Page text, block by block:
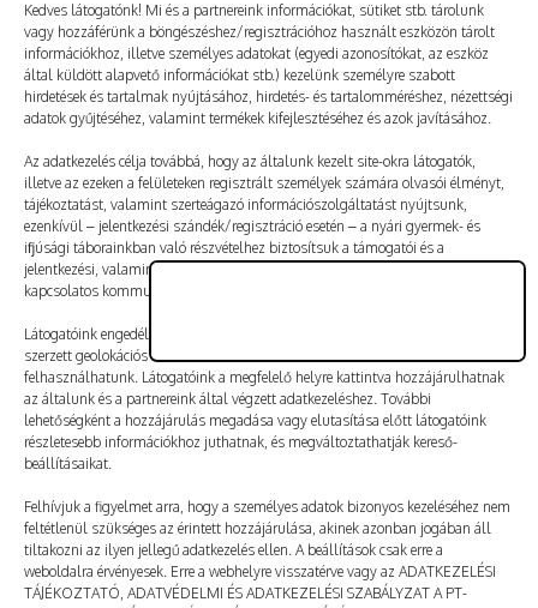
Kedves látogatónk! Mi és a partnereink információkat, sütiket stb. tárolunk
vagy hozzáférünk a böngészéshez/regisztrációhoz használt eszközön tárolt
információkhoz, illetve személyes adatokat (egyedi azonosítókat, az eszköz
által küldött alapvető információkat stb.) kezelünk személyre szabott
hirdetések és tartalmak nyújtásához, hirdetés- és tartalomméréshez, nézettségi
adatok gyűjtéséhez, valamint termékek kifejlesztéséhez és azok javításához.
Az adatkezelés célja továbbá, hogy az általunk kezelt site-okra látogatók,
illetve az ezeken a felületeken regisztrált személyek számára olvasói élményt,
tájékoztatást, valamint szerteágazó információszolgáltatást nyújtsunk,
ezenkívül – jelentkezési szándék/regisztráció esetén – a nyári gyermek- és
ifjúsági táborainkban való részvételhez biztosítsuk a támogatói és a
jelentkezési, valamint a számlázási feltételeket és a táborszervezéssel
kapcsolatos kommunikációt.
Látogatóink engedélyével mi és a partnereink eszközleolvasásos módszerrel
szerzett geolokációs adatokat és azonosítási információkat is
felhasználhatunk. Látogatóink a megfelelő helyre kattintva hozzájárulhatnak
az általunk és a partnereink által végzett adatkezeléshez. További
lehetőségként a hozzájárulás megadása vagy elutasítása előtt látogatóink
részletesebb információkhoz juthatnak, és megváltoztathatják kereső-
beállításaikat.
Felhívjuk a figyelmet arra, hogy a személyes adatok bizonyos kezeléséhez nem
feltétlenül szükséges az érintett hozzájárulása, akinek azonban jogában áll
tiltakozni az ilyen jellegű adatkezelés ellen. A beállítások csak erre a
weboldalra érvényesek. Erre a webhelyre visszatérve vagy az ADATKEZELÉSI
TÁJÉKOZTATÓ, ADATVÉDELMI ÉS ADATKEZELÉSI SZABÁLYZAT A PT-
Vélemény, hozzászólás?
Az e-mail-címet nem tesszük közzé. A kötelező mezőket
*karakterrel jelöltük
A nevem, e-mail-címem, és weboldalcímem mentése
a böngészőben a következő hozzászólásomhoz.